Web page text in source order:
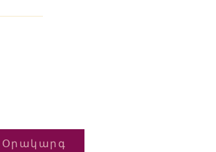
Օրակարգ